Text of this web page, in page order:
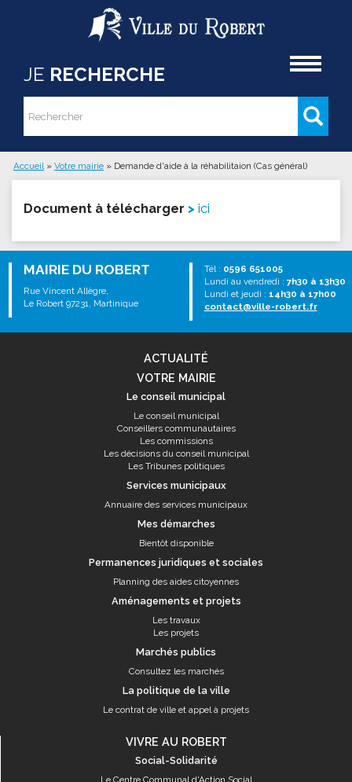
Aller au contenu principal
JE RECHERCHE
Formulaire de recherche
Rechercher
Vous êtes ici
Accueil » Votre mairie » Demande d'aide à la réhabilitaion (Cas général)
Document à télécharger ici
MAIRIE DU ROBERT
Rue Vincent Allègre,
Le Robert 97231, Martinique
Tél : 0596 651005
Lundi au vendredi : 7h30 à 13h30
Lundi et jeudi : 14h30 à 17h00
contact@ville-robert.fr
ACTUALITÉ
VOTRE MAIRIE
Le conseil municipal
Le conseil municipal
Conseillers communautaires
Les commissions
Les décisions du conseil municipal
Les Tribunes politiques
Services municipaux
Annuaire des services municipaux
Mes démarches
Bientôt disponible
Permanences juridiques et sociales
Planning des aides citoyennes
Aménagements et projets
Les travaux
Les projets
Marchés publics
Consultez les marchés
La politique de la ville
Le contrat de ville et appel à projets
VIVRE AU ROBERT
Social-Solidarité
Le Centre Communal d'Action Social